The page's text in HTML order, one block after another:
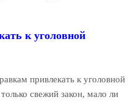
к уголовной
привлекать к уголовной
свежий закон, мало ли